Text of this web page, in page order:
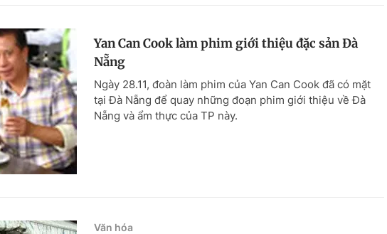
Yan Can Cook làm phim giới thiệu đặc sản Đà
Nẵng
Ngày 28.11, đoàn làm phim của Yan Can Cook đã có mặt
tại Đà Nẵng để quay những đoạn phim giới thiệu về Đà
Nẵng và ẩm thực của TP này.
Văn hóa